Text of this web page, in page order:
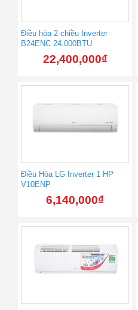
Điều hòa 2 chiều Inverter
B24ENC 24.000BTU
22,400,000₫
Điều Hòa LG Inverter 1 HP
V10ENP
6,140,000₫